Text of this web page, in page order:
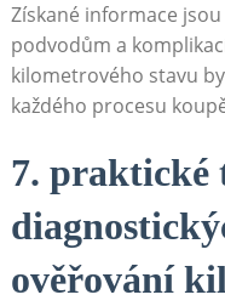
Získané informace
podvodům a
kilometrového stavu
každého procesu
7.
ověřování